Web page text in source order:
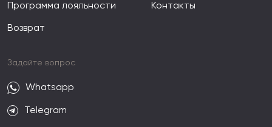
Программа лояльности
Возврат
Контакты
Задайте вопрос
Whatsapp
Telegram